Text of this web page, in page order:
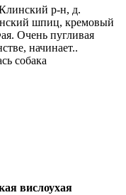
р-н, д.
шпиц, кремовый
Очень пугливая
начинает..
собака
вислоухая